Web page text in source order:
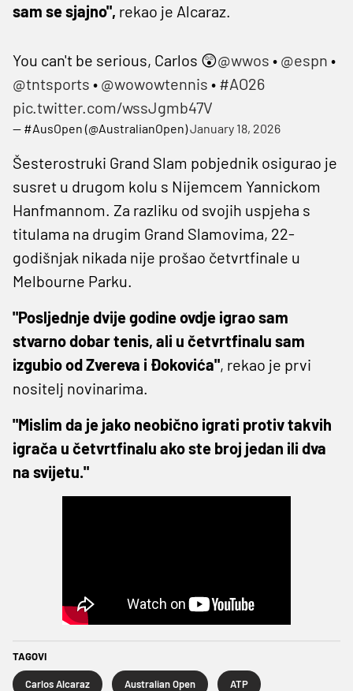
sam se sjajno", rekao je Alcaraz.
You can't be serious, Carlos 😲@wwos • @espn •
@tntsports • @wowowtennis • #AO26
pic.twitter.com/wssJgmb47V
— #AusOpen (@AustralianOpen)January 18, 2026
Šesterostruki Grand Slam pobjednik osigurao je
susret u drugom kolu s Nijemcem Yannickom
Hanfmannom. Za razliku od svojih uspjeha s
titulama na drugim Grand Slamovima, 22-
godišnjak nikada nije prošao četvrtfinale u
Melbourne Parku.
"Posljednje dvije godine ovdje igrao sam
stvarno dobar tenis, ali u četvrtfinalu sam
izgubio od Zvereva i Đokovića", rekao je prvi
nositelj novinarima.
"Mislim da je jako neobično igrati protiv takvih
igrača u četvrtfinalu ako ste broj jedan ili dva
na svijetu."
TAGOVI
Carlos Alcaraz Australian Open ATP